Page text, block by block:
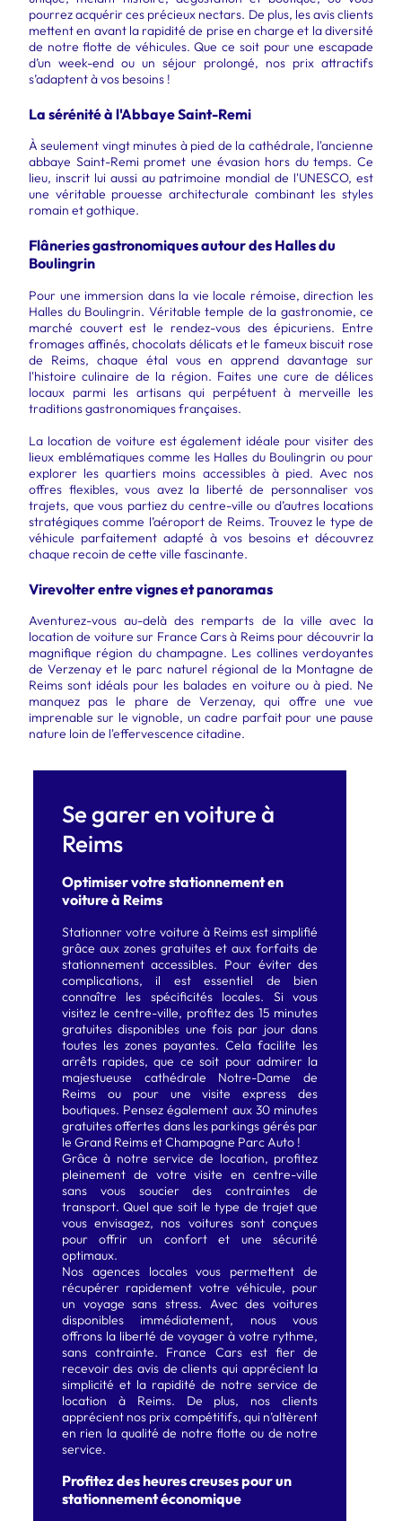
pourrez acquérir ces précieux nectars. De plus, les avis clients
mettent en avant la rapidité de prise en charge et la diversité
de notre flotte de véhicules. Que ce soit pour une escapade
d’un week-end ou un séjour prolongé, nos prix attractifs
s’adaptent à vos besoins !
La sérénité à l'Abbaye Saint-Remi
À seulement vingt minutes à pied de la cathédrale, l'ancienne
abbaye Saint-Remi promet une évasion hors du temps. Ce
lieu, inscrit lui aussi au patrimoine mondial de l'UNESCO, est
une véritable prouesse architecturale combinant les styles
romain et gothique.
Flâneries gastronomiques autour des Halles du
Boulingrin
Pour une immersion dans la vie locale rémoise, direction les
Halles du Boulingrin. Véritable temple de la gastronomie, ce
marché couvert est le rendez-vous des épicuriens. Entre
fromages affinés, chocolats délicats et le fameux biscuit rose
de Reims, chaque étal vous en apprend davantage sur
l'histoire culinaire de la région. Faites une cure de délices
locaux parmi les artisans qui perpétuent à merveille les
traditions gastronomiques françaises.
La location de voiture est également idéale pour visiter des
lieux emblématiques comme les Halles du Boulingrin ou pour
explorer les quartiers moins accessibles à pied. Avec nos
offres flexibles, vous avez la liberté de personnaliser vos
trajets, que vous partiez du centre-ville ou d’autres locations
stratégiques comme l’aéroport de Reims. Trouvez le type de
véhicule parfaitement adapté à vos besoins et découvrez
chaque recoin de cette ville fascinante.
Virevolter entre vignes et panoramas
Aventurez-vous au-delà des remparts de la ville avec la
location de voiture sur France Cars à Reims pour découvrir la
magnifique région du champagne. Les collines verdoyantes
de Verzenay et le parc naturel régional de la Montagne de
Reims sont idéals pour les balades en voiture ou à pied. Ne
manquez pas le phare de Verzenay, qui offre une vue
imprenable sur le vignoble, un cadre parfait pour une pause
nature loin de l'effervescence citadine.
Se garer en voiture à
Reims
Optimiser votre stationnement en
voiture à Reims
Stationner votre voiture à Reims est simplifié
grâce aux zones gratuites et aux forfaits de
stationnement accessibles. Pour éviter des
complications, il est essentiel de bien
connaître les spécificités locales. Si vous
visitez le centre-ville, profitez des 15 minutes
gratuites disponibles une fois par jour dans
toutes les zones payantes. Cela facilite les
arrêts rapides, que ce soit pour admirer la
majestueuse cathédrale Notre-Dame de
Reims ou pour une visite express des
boutiques. Pensez également aux 30 minutes
gratuites offertes dans les parkings gérés par
le Grand Reims et Champagne Parc Auto !
Grâce à notre service de location, profitez
pleinement de votre visite en centre-ville
sans vous soucier des contraintes de
transport. Quel que soit le type de trajet que
vous envisagez, nos voitures sont conçues
pour offrir un confort et une sécurité
optimaux.
Nos agences locales vous permettent de
récupérer rapidement votre véhicule, pour
un voyage sans stress. Avec des voitures
disponibles immédiatement, nous vous
offrons la liberté de voyager à votre rythme,
sans contrainte. France Cars est fier de
recevoir des avis de clients qui apprécient la
simplicité et la rapidité de notre service de
location à Reims. De plus, nos clients
apprécient nos prix compétitifs, qui n’altèrent
en rien la qualité de notre flotte ou de notre
service.
Profitez des heures creuses pour un
stationnement économique